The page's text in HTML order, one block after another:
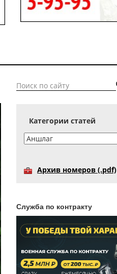
Категории статей
Архив номеров (.pdf)
Служба по контракту